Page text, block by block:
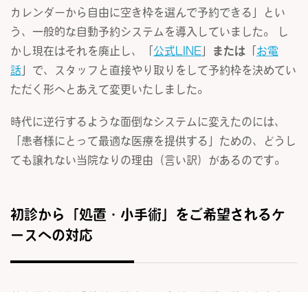
カレンダーから自由に空き枠を選んで予約できる」とい
う、一般的な自動予約システムを導入していました。 し
かし現在はそれを廃止し、「公式LINE 」 または 「お電
話 」で、スタッフと直接やり取りをして予約枠を決めてい
ただく形へとあえて変更いたしました。
時代に逆行するような面倒なシステムに変えたのには、
「患者様にとって最適な医療を提供する」ための、どうし
ても譲れない当院なりの理由（言い訳）があるのです。
初診から「処置・小手術」をご希望されるケ
ースへの対応